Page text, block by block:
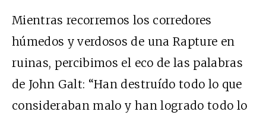
Mientras recorremos los corredores
húmedos y verdosos de una Rapture en
ruinas, percibimos el eco de las palabras
de John Galt: “Han destruído todo lo que
consideraban malo y han logrado todo lo